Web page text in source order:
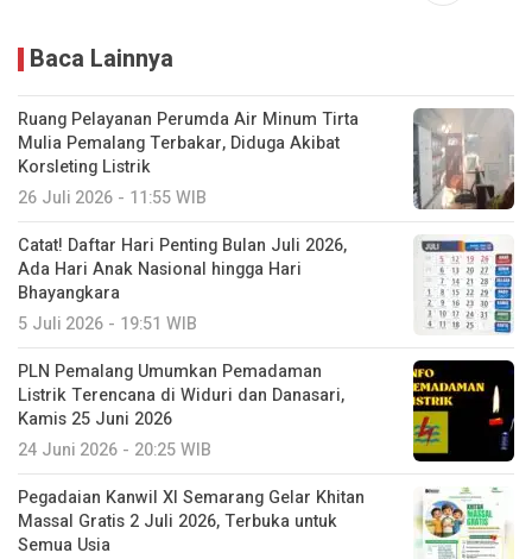
Baca Lainnya
Ruang Pelayanan Perumda Air Minum Tirta
Mulia Pemalang Terbakar, Diduga Akibat
Korsleting Listrik
26 Juli 2026 - 11:55 WIB
Catat! Daftar Hari Penting Bulan Juli 2026,
Ada Hari Anak Nasional hingga Hari
Bhayangkara
5 Juli 2026 - 19:51 WIB
PLN Pemalang Umumkan Pemadaman
Listrik Terencana di Widuri dan Danasari,
Kamis 25 Juni 2026
24 Juni 2026 - 20:25 WIB
Pegadaian Kanwil XI Semarang Gelar Khitan
Massal Gratis 2 Juli 2026, Terbuka untuk
Semua Usia